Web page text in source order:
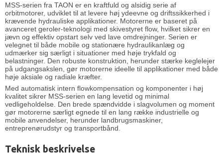
MSS-serien fra TAON er en kraftfuld og alsidig serie af
orbitmotorer, udviklet til at levere høj ydeevne og driftssikkerhed i
krævende hydrauliske applikationer. Motorerne er baseret på
avanceret geroler-teknologi med skivestyret flow, hvilket sikrer en
jævn og effektiv opstart selv ved lave omdrejninger. Serien er
velegnet til både mobile og stationære hydraulikanlæg og
udmærker sig særligt i situationer med høje trykfald og
belastninger. Den robuste konstruktion, herunder stærke keglelejer
på udgangsakslen, gør motorerne ideelle til applikationer med både
høje aksiale og radiale kræfter.
Med automatisk intern flowkompensation og komponenter i høj
kvalitet sikrer MSS-serien en lang levetid og minimal
vedligeholdelse. Den brede spændvidde i slagvolumen og moment
gør motorerne særligt egnede til en lang række industrielle og
mobile anvendelser, herunder landbrugsmaskiner,
entreprenørudstyr og transportbånd.
Teknisk beskrivelse